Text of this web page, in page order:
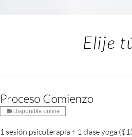
Elije
Proceso Comienzo
Disponible online
1 sesión psicoterapia + 1 clase yoga